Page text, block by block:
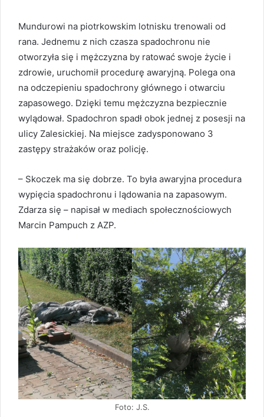
Mundurowi na piotrkowskim lotnisku trenowali od
rana. Jednemu z nich czasza spadochronu nie
otworzyła się i mężczyzna by ratować swoje życie i
zdrowie, uruchomił procedurę awaryjną. Polega ona
na odczepieniu spadochrony głównego i otwarciu
zapasowego. Dzięki temu mężczyzna bezpiecznie
wylądował. Spadochron spadł obok jednej z posesji na
ulicy Zalesickiej. Na miejsce zadysponowano 3
zastępy strażaków oraz policję.
– Skoczek ma się dobrze. To była awaryjna procedura
wypięcia spadochronu i lądowania na zapasowym.
Zdarza się – napisał w mediach społecznościowych
Marcin Pampuch z AZP.
Foto: J.S.